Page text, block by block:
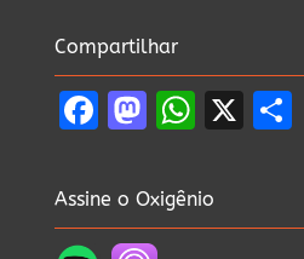
Compartilhar
Facebook
Mastodon
X
Assine o Oxigênio